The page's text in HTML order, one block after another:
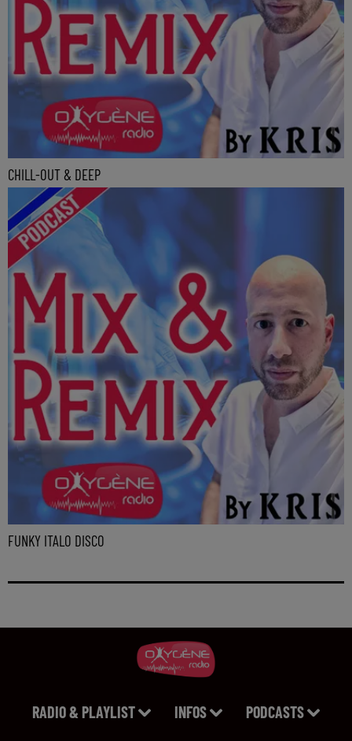
CHILL-OUT & DEEP
FUNKY ITALO DISCO
RADIO & PLAYLIST INFOS PODCASTS